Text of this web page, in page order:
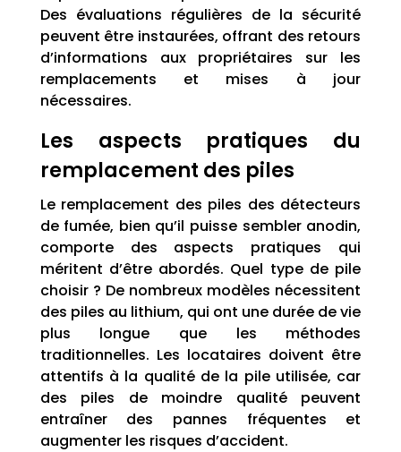
Des évaluations régulières de la sécurité
peuvent être instaurées, offrant des retours
d’informations aux propriétaires sur les
remplacements et mises à jour
nécessaires.
Les aspects pratiques du
remplacement des piles
Le remplacement des piles des détecteurs
de fumée, bien qu’il puisse sembler anodin,
comporte des aspects pratiques qui
méritent d’être abordés. Quel type de pile
choisir ? De nombreux modèles nécessitent
des piles au lithium, qui ont une durée de vie
plus longue que les méthodes
traditionnelles. Les locataires doivent être
attentifs à la qualité de la pile utilisée, car
des piles de moindre qualité peuvent
entraîner des pannes fréquentes et
augmenter les risques d’accident.